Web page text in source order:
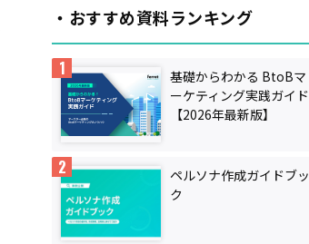
・おすすめ資料ランキング
基礎からわかる BtoBマ
ーケティング実践ガイド
【2026年最新版】
ペルソナ作成ガイドブッ
ク